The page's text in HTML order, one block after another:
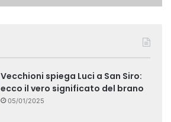
Vecchioni spiega Luci a San Siro:
ecco il vero significato del brano
05/01/2025